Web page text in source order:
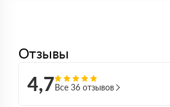
Отзывы
4,7Все 36 отзывов